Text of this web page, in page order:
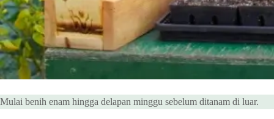
Mulai benih enam hingga delapan minggu sebelum ditanam di luar.